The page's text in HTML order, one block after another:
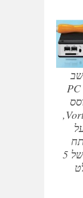
מיני PC
Vortex86,
יחיד של 5